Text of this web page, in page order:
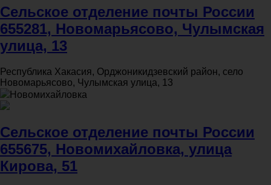
Сельское отделение почты России
655281, Новомарьясово, Чулымская
улица, 13
Республика Хакасия, Орджоникидзевский район, село
Новомарьясово, Чулымская улица, 13
Новомихайловка
Сельское отделение почты России
655675, Новомихайловка, улица
Кирова, 51